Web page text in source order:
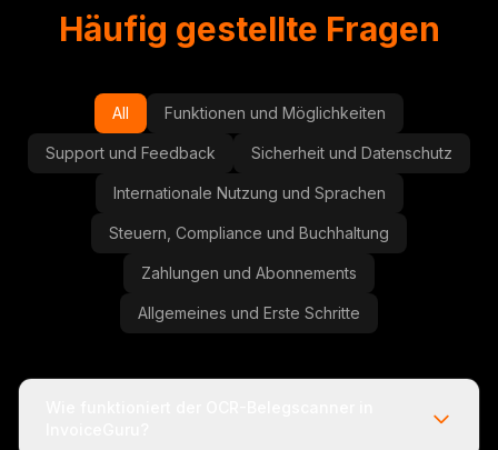
Häufig gestellte Fragen
All Funktionen und Möglichkeiten
Support und Feedback Sicherheit und Datenschutz
Internationale Nutzung und Sprachen
Steuern, Compliance und Buchhaltung
Zahlungen und Abonnements
Allgemeines und Erste Schritte